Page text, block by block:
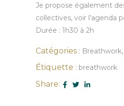
Je propose également
collectives, voir l’agenda
Durée : 1h30 à 2h
Catégories : Breathwork,
Étiquette : breathwork
Share: